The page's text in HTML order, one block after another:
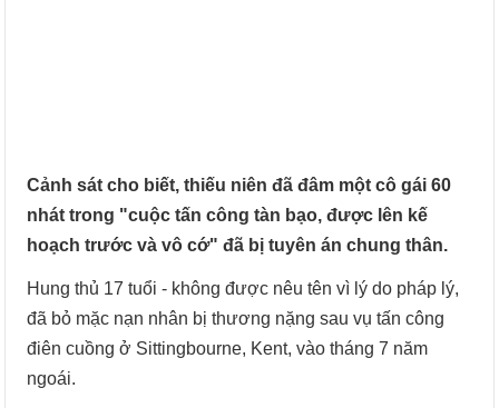
Cảnh sát cho biết, thiếu niên đã đâm một cô gái 60
nhát trong "cuộc tấn công tàn bạo, được lên kế
hoạch trước và vô cớ" đã bị tuyên án chung thân.
Hung thủ 17 tuổi - không được nêu tên vì lý do pháp lý,
đã bỏ mặc nạn nhân bị thương nặng sau vụ tấn công
điên cuồng ở Sittingbourne, Kent, vào tháng 7 năm
ngoái.